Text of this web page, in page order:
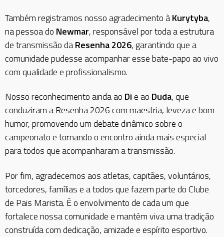
Também registramos nosso agradecimento àKurytyba,
na pessoa do Newmar, responsável por toda a estrutura
de transmissão daResenha 2026, garantindo que a
comunidade pudesse acompanhar esse bate-papo ao vivo
com qualidade e profissionalismo.
Nosso reconhecimento ainda ao Die ao Duda, que
conduziram a Resenha 2026 com maestria, leveza e bom
humor, promovendo um debate dinâmico sobre o
campeonato e tornando o encontro ainda mais especial
para todos que acompanharam a transmissão.
Por fim, agradecemos aos atletas, capitães, voluntários,
torcedores, famílias e a todos que fazem parte do Clube
de Pais Marista. É o envolvimento de cada um que
fortalece nossa comunidade e mantém viva uma tradição
construída com dedicação, amizade e espírito esportivo.